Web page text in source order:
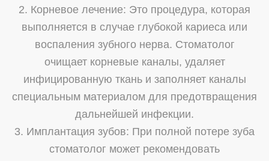
2. Корневое лечение: Это процедура, которая
выполняется в случае глубокой кариеса или
воспаления зубного нерва. Стоматолог
очищает корневые каналы, удаляет
инфицированную ткань и заполняет каналы
специальным материалом для предотвращения
дальнейшей инфекции.
3. Имплантация зубов: При полной потере зуба
стоматолог может рекомендовать